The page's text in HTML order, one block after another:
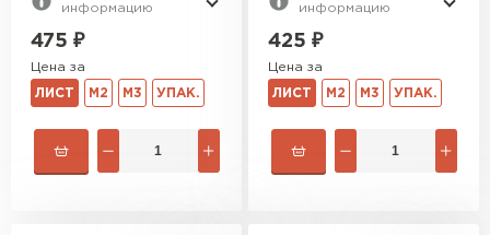
информацию
475 ₽
Цена за
ЛИСТ М2 М3 УПАК.
информацию
425 ₽
Цена за
ЛИСТ М2 М3 УПАК.
Утеплитель Технониколь
Утеплитель Ursa
ПЕРЕЙТИ